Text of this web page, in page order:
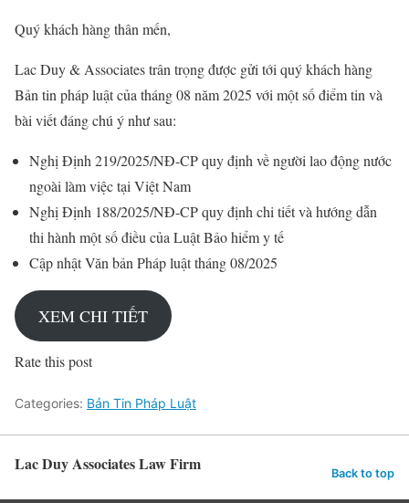
Quý khách hàng thân mến,
Lac Duy & Associates trân trọng được gửi tới quý khách hàng
Bản tin pháp luật của tháng 08 năm 2025 với một số điểm tin và
bài viết đáng chú ý như sau:
Nghị Định 219/2025/NĐ-CP quy định về người lao động nước
ngoài làm việc tại Việt Nam
Nghị Định 188/2025/NĐ-CP quy định chi tiết và hướng dẫn
thi hành một số điều của Luật Bảo hiểm y tế
Cập nhật Văn bản Pháp luật tháng 08/2025
XEM CHI TIẾT
Rate this post
Categories: Bản Tin Pháp Luật
Lac Duy Associates Law Firm Back to top